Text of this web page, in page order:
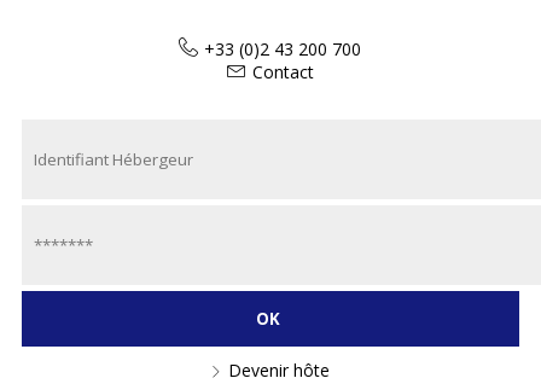
+33 (0)2 43 200 700
Contact
Devenir hôte